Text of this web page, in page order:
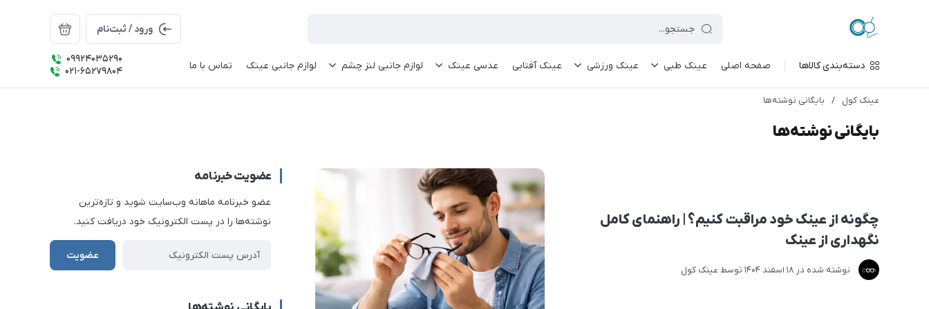
ورود / ثبت‌نام
دسته‌بندی کالاها صفحه اصلی عینک طبی عینک ورزشی عینک آفتابی عدسی عینک لوازم جانبی لنز چشم لوازم جانبی عینک تماس با ما
09924035290
021-65279804
عینک کول / بایگانی نوشته‌ها
بایگانی نوشته‌ها
چگونه از عینک خود مراقبت کنیم؟ | راهنمای کامل
نگهداری از عینک
نوشته شده در 18 اسفند 1404 توسط عینک کول
عضویت خبرنامه
عضو خبرنامه ماهانه وب‌سایت شوید و تازه‌ترین
نوشته‌ها را در پست الکترونیک خود دریافت کنید.
عضویت